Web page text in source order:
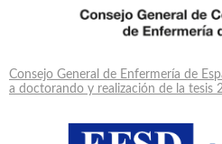
Consejo General de Enfermería de
a doctorando y realización de la tesis